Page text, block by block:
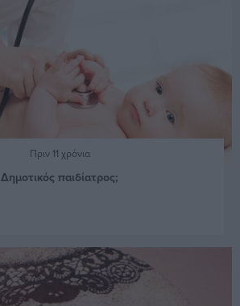
Πριν 11 χρόνια
Δημοτικός παιδίατρος;